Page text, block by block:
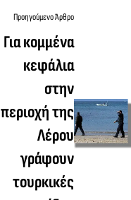
Προηγούμενο Άρθρο
Για κομμένα
κεφάλια
στην
περιοχή της
Λέρου
γράφουν
τουρκικές